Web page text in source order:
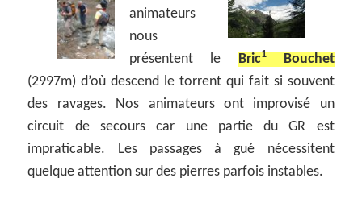
animateurs
nous
présentent le Bric1Bouchet
(2997m) d’où descend le torrent qui fait si souvent
des ravages. Nos animateurs ont improvisé un
circuit de secours car une partie du GR est
impraticable. Les passages à gué nécessitent
quelque attention sur des pierres parfois instables.